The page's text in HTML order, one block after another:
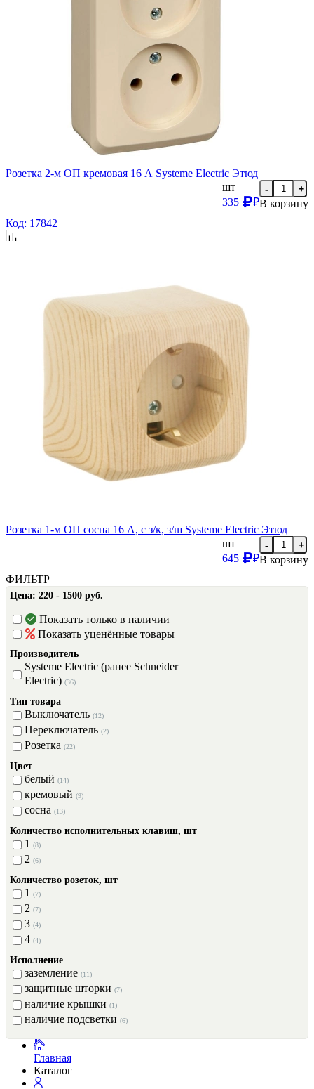
Розетка 2-м ОП кремовая 16 А Systeme Electric Этюд
шт
335
₽
- +
В корзину
Код: 17842
Розетка 1-м ОП сосна 16 А, с з/к, з/ш Systeme Electric Этюд
шт
645
₽
- +
В корзину
ФИЛЬТР
Цена: 220 - 1500 руб.
Показать только в наличии
Показать уценённые товары
Производитель
Systeme Electric (ранее Schneider
Electric) (36)
Тип товара
Выключатель (12)
Переключатель (2)
Розетка (22)
Цвет
белый (14)
кремовый (9)
сосна (13)
Количество исполнительных клавиш, шт
1 (8)
2 (6)
Количество розеток, шт
1 (7)
2 (7)
3 (4)
4 (4)
Исполнение
заземление (11)
защитные шторки (7)
наличие крышки (1)
наличие подсветки (6)
Главная
Каталог